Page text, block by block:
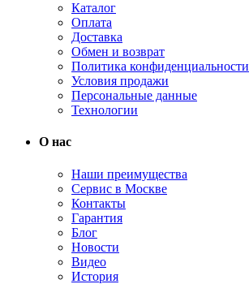
Каталог
Оплата
Доставка
Обмен и возврат
Политика конфиденциальности
Условия продажи
Персональные данные
Технологии
О нас
Наши преимущества
Сервис в Москве
Контакты
Гарантия
Блог
Новости
Видео
История